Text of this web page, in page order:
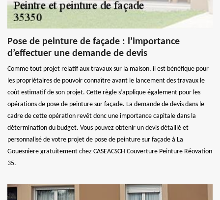
Pose de peinture de façade : l’importance
d’effectuer une demande de devis
Comme tout projet relatif aux travaux sur la maison, il est bénéfique pour
les propriétaires de pouvoir connaître avant le lancement des travaux le
coût estimatif de son projet. Cette règle s’applique également pour les
opérations de pose de peinture sur façade. La demande de devis dans le
cadre de cette opération revêt donc une importance capitale dans la
détermination du budget. Vous pouvez obtenir un devis détaillé et
personnalisé de votre projet de pose de peinture sur façade à La
Gouesniere gratuitement chez CASEACSCH Couverture Peinture Réovation
35.